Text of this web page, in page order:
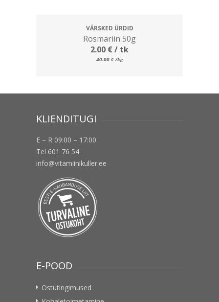
VÄRSKED ÜRDID
Rosmariin 50g
2.00 €/ tk
40.00 € /kg
KLIENDITUGI
E – R 09:00 – 17:00
Tel 601 76 54
info@vitamiinikuller.ee
E-POOD
Ostutingimused